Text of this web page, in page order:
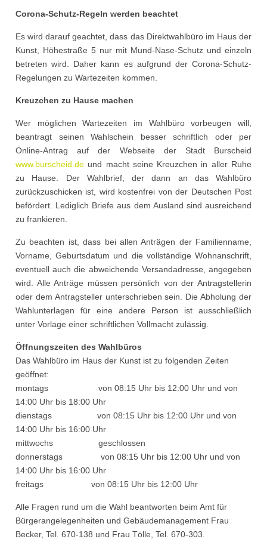
Corona-Schutz-Regeln werden beachtet
Es wird darauf geachtet, dass das Direktwahlbüro im Haus der
Kunst, Höhestraße 5 nur mit Mund-Nase-Schutz und einzeln
betreten wird. Daher kann es aufgrund der Corona-Schutz-
Regelungen zu Wartezeiten kommen.
Kreuzchen zu Hause machen
Wer möglichen Wartezeiten im Wahlbüro vorbeugen will,
beantragt seinen Wahlschein besser schriftlich oder per
Online-Antrag auf der Webseite der Stadt Burscheid
www.burscheid.de und macht seine Kreuzchen in aller Ruhe
zu Hause. Der Wahlbrief, der dann an das Wahlbüro
zurückzuschicken ist, wird kostenfrei von der Deutschen Post
befördert. Lediglich Briefe aus dem Ausland sind ausreichend
zu frankieren.
Zu beachten ist, dass bei allen Anträgen der Familienname,
Vorname, Geburtsdatum und die vollständige Wohnanschrift,
eventuell auch die abweichende Versandadresse, angegeben
wird. Alle Anträge müssen persönlich von der Antragstellerin
oder dem Antragsteller unterschrieben sein. Die Abholung der
Wahlunterlagen für eine andere Person ist ausschließlich
unter Vorlage einer schriftlichen Vollmacht zulässig.
Öffnungszeiten des Wahlbüros
Das Wahlbüro im Haus der Kunst ist zu folgenden Zeiten
geöffnet:
montags von 08:15 Uhr bis 12:00 Uhr und von
14:00 Uhr bis 18:00 Uhr
dienstags von 08:15 Uhr bis 12:00 Uhr und von
14:00 Uhr bis 16:00 Uhr
mittwochs geschlossen
donnerstags von 08:15 Uhr bis 12:00 Uhr und von
14:00 Uhr bis 16:00 Uhr
freitags von 08:15 Uhr bis 12:00 Uhr
Alle Fragen rund um die Wahl beantworten beim Amt für
Bürgerangelegenheiten und Gebäudemanagement Frau
Becker, Tel. 670-138 und Frau Tölle, Tel. 670-303.